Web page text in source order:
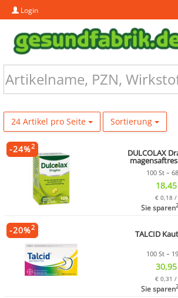
Login
24 Artikel pro Seite Sortierung
DULCOLAX
100 St –
€ 0,18 /
Sie sparen2
-24%2
TALCID
100 St –
€ 0,31 /
Sie sparen2
-20%2